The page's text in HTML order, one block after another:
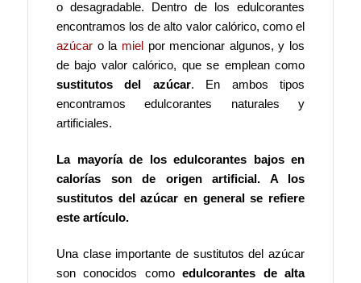
o desagradable. Dentro de los edulcorantes
encontramos los de alto valor calórico, como el
azúcar o la miel
por mencionar algunos, y los
de bajo valor calórico, que se emplean como
sustitutos del azúcar. En ambos tipos
encontramos edulcorantes naturales y
artificiales.
La mayoría de los edulcorantes bajos en
calorías son de origen artificial. A los
sustitutos del azúcar en general se refiere
este artículo.
Una clase importante de sustitutos del azúcar
son conocidos comoedulcorantes de alta